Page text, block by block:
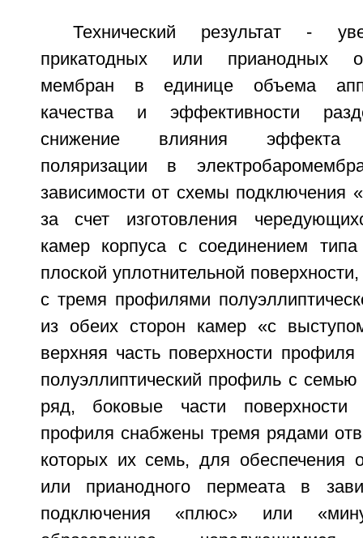
Технический результат -
прикатодных или прианодных
мембран в единице объема
качества и эффективности
снижение влияния эффекта
поляризации в
зависимости от схемы подключения
за счет изготовления
камер корпуса с соединением
плоской уплотнительной
с тремя профилями
из обеих сторон камер «с
верхняя часть поверхности профиля
полуэллиптический профиль с
ряд, боковые части поверхности
профиля снабжены тремя рядами
которых их семь, для обеспечения
или прианодного пермеата в
подключения «плюс» или